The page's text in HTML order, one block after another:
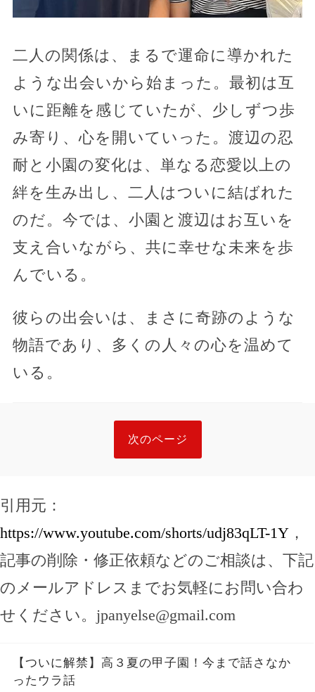
二人の関係は、まるで運命に導かれた
ような出会いから始まった。最初は互
いに距離を感じていたが、少しずつ歩
み寄り、心を開いていった。渡辺の忍
耐と小園の変化は、単なる恋愛以上の
絆を生み出し、二人はついに結ばれた
のだ。今では、小園と渡辺はお互いを
支え合いながら、共に幸せな未来を歩
んでいる。
彼らの出会いは、まさに奇跡のような
物語であり、多くの人々の心を温めて
いる。
次のページ
引用元：
https://www.youtube.com/shorts/udj83qLT-1Y ，
記事の削除・修正依頼などのご相談は、下記
のメールアドレスまでお気軽にお問い合わ
せください。 jpanyelse@gmail.com
【ついに解禁】高３夏の甲子園！今まで話さなか
ったウラ話